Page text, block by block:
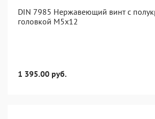
DIN 7985 Нержавеющий винт с
головкой М5х12
1 395.00 руб.